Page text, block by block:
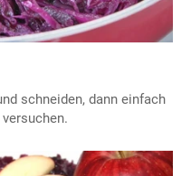
schneiden, dann einfach